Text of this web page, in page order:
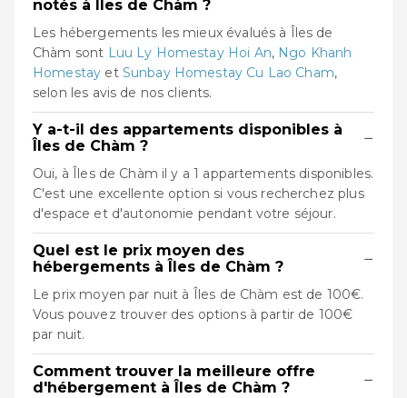
notés à Îles de Chàm ?
Les hébergements les mieux évalués à Îles de
Chàm sont Luu Ly Homestay Hoi An, Ngo Khanh
Homestay et Sunbay Homestay Cu Lao Cham,
selon les avis de nos clients.
Y a-t-il des appartements disponibles à
Îles de Chàm ?
−
Oui, à Îles de Chàm il y a 1 appartements disponibles.
C'est une excellente option si vous recherchez plus
d'espace et d'autonomie pendant votre séjour.
Quel est le prix moyen des
hébergements à Îles de Chàm ?
−
Le prix moyen par nuit à Îles de Chàm est de 100€.
Vous pouvez trouver des options à partir de 100€
par nuit.
Comment trouver la meilleure offre
d'hébergement à Îles de Chàm ?
−